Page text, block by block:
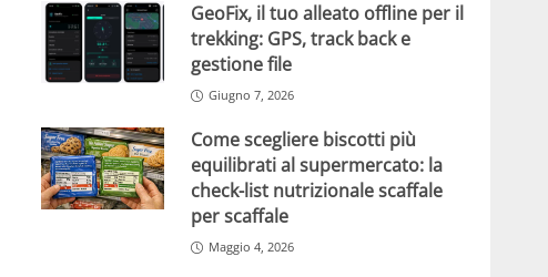
GeoFix, il tuo alleato offline per il
trekking: GPS, track back e
gestione file
Giugno 7, 2026
Come scegliere biscotti più
equilibrati al supermercato: la
check-list nutrizionale scaffale
per scaffale
Maggio 4, 2026